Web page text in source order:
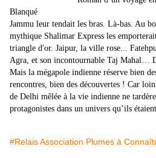
Blanqué
Jammu leur tendait les bras. Là-bas. Au
mythique Shalimar Express les
triangle d'or. Jaipur, la ville rose...
Agra, et son incontournable Taj Mahal…
Mais la mégapole indienne réserve bien
rencontres, bien des découvertes ! Car
de Delhi mêlée à la vie indienne ne
protagonistes dans un univers qu’ils
#Relais Association Plumes à